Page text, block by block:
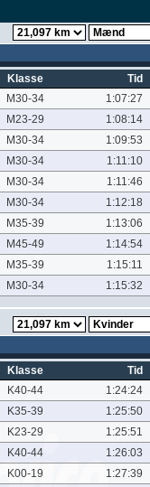
Klasse Tid
M30-34 1:07:27
M23-29 1:08:14
M30-34 1:09:53
M30-34 1:11:10
M30-34 1:11:46
M30-34 1:12:18
M35-39 1:13:06
M45-49 1:14:54
M35-39 1:15:11
M30-34 1:15:32
Klasse Tid
K40-44 1:24:24
K35-39 1:25:50
K23-29 1:25:51
K40-44 1:26:03
K00-19 1:27:39